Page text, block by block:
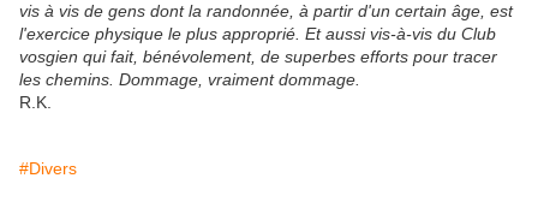
vis à vis de gens dont la randonnée, à partir d'un certain âge, est
l'exercice physique le plus approprié. Et aussi vis-à-vis du Club
vosgien qui fait, bénévolement, de superbes efforts pour tracer
les chemins. Dommage, vraiment dommage.
R.K.
#Divers